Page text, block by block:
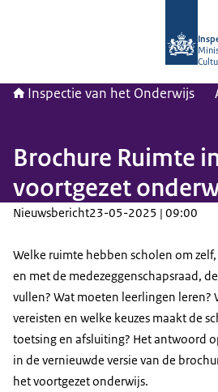
Inspectie van het Onderwijs
Brochure Ruimte
voortgezet
Nieuwsbericht23-05-2025 | 09:00
Welke ruimte hebben scholen om
en met de medezeggenschapsraad,
vullen? Wat moeten leerlingen leren?
vereisten en welke keuzes maakt de
toetsing en afsluiting? Het antwoord
in de vernieuwde versie van de
het voortgezet onderwijs.